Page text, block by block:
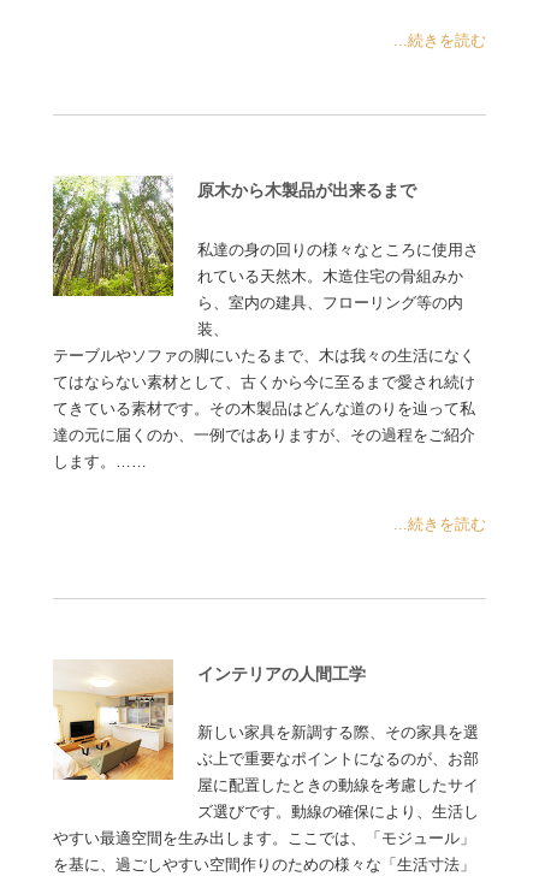
...続きを読む
原木から木製品が出来るまで
私達の身の回りの様々なところに使用さ
れている天然木。木造住宅の骨組みか
ら、室内の建具、フローリング等の内
装、
テーブルやソファの脚にいたるまで、木は我々の生活になく
てはならない素材として、古くから今に至るまで愛され続け
てきている素材です。その木製品はどんな道のりを辿って私
達の元に届くのか、一例ではありますが、その過程をご紹介
します。……
...続きを読む
インテリアの人間工学
新しい家具を新調する際、その家具を選
ぶ上で重要なポイントになるのが、お部
屋に配置したときの動線を考慮したサイ
ズ選びです。動線の確保により、生活し
やすい最適空間を生み出します。ここでは、「モジュール」
を基に、過ごしやすい空間作りのための様々な「生活寸法」